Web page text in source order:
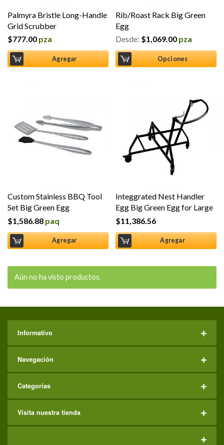
Palmyra Bristle Long-Handle
Grid Scrubber
$777.00 pza
Agregar
Rib/Roast Rack Big Green
Egg
Desde: $1,069.00 pza
Opciones
Custom Stainless BBQ Tool
Set Big Green Egg
$1,586.88 paq
Agregar
Integgrated Nest Handler
Egg Big Green Egg for Large
$11,386.56
Agregar
Aún no ha visto productos.
Informativo
Navegación
Categorías
Visita nuestra tienda